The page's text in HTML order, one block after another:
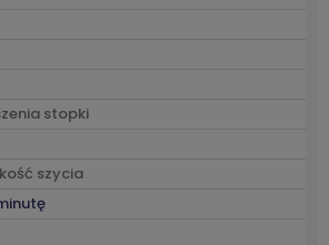
stopki
szycia